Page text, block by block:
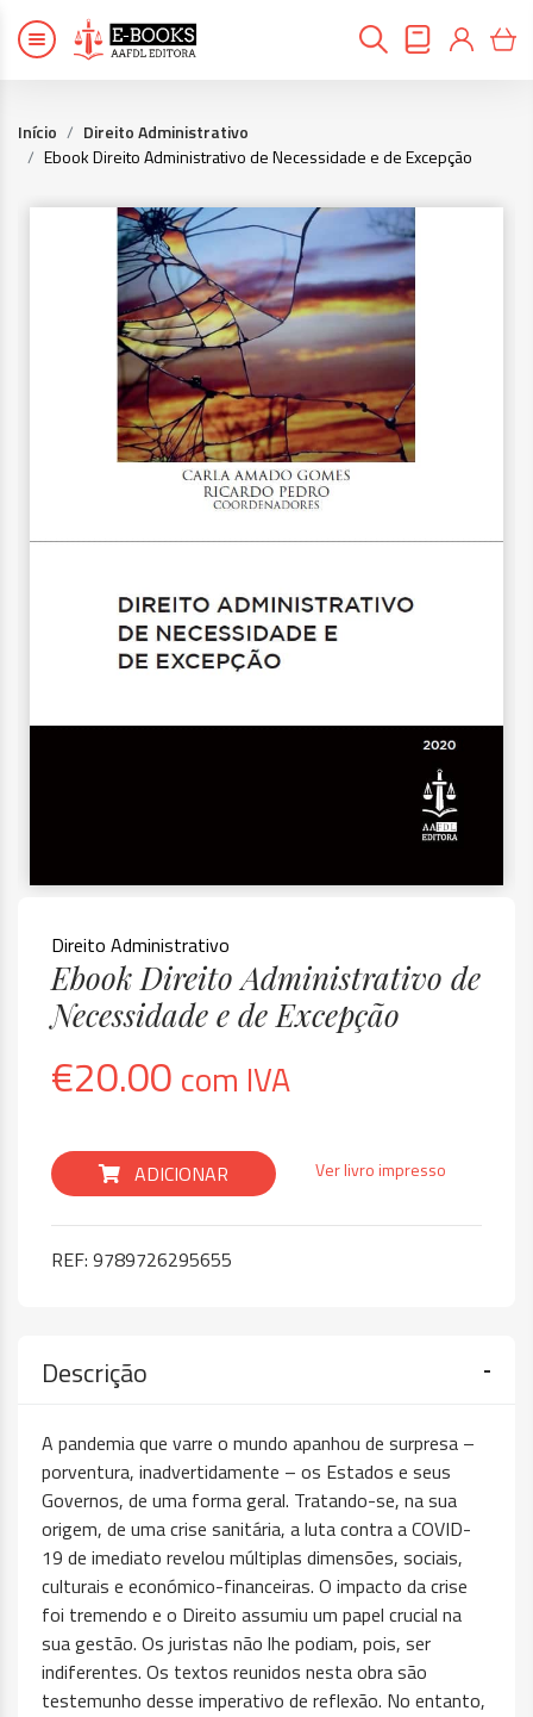
Início
Direito Administrativo
Ebook Direito Administrativo de Necessidade e de Excepção
Direito Administrativo
Ebook Direito Administrativo de
Necessidade e de Excepção
€20.00 com IVA
ADICIONAR Ver livro impresso
REF: 9789726295655
Descrição
A pandemia que varre o mundo apanhou de surpresa –
porventura, inadvertidamente – os Estados e seus
Governos, de uma forma geral. Tratando-se, na sua
origem, de uma crise sanitária, a luta contra a COVID-
19 de imediato revelou múltiplas dimensões, sociais,
culturais e económico-financeiras. O impacto da crise
foi tremendo e o Direito assumiu um papel crucial na
sua gestão. Os juristas não lhe podiam, pois, ser
indiferentes. Os textos reunidos nesta obra são
testemunho desse imperativo de reflexão. No entanto,